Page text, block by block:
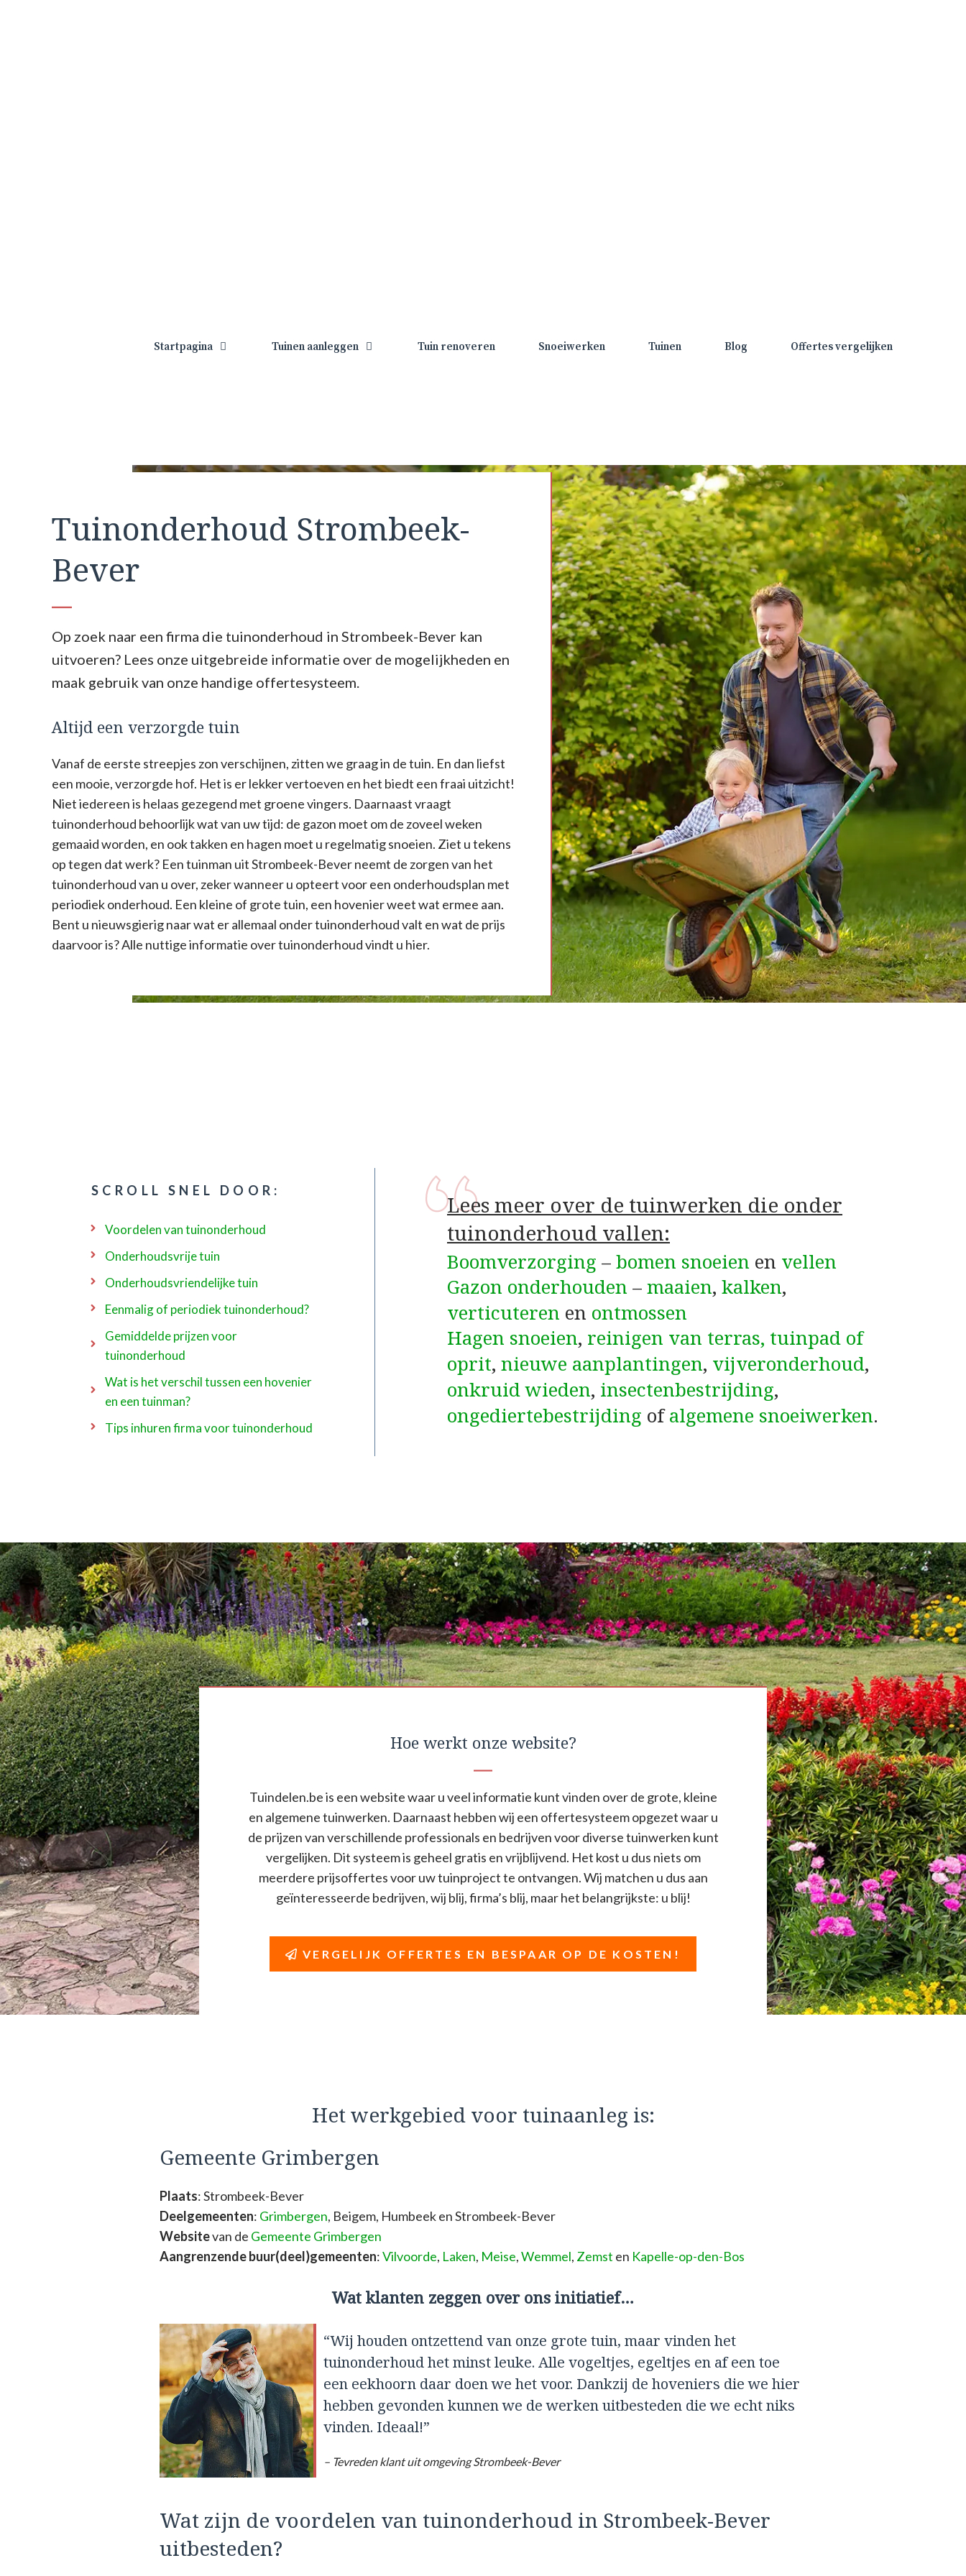
Startpagina Tuinen aanleggen Tuin renoveren Snoeiwerken Tuinen Blog Offertes vergelijken
Tuinonderhoud Strombeek-
Bever
Op zoek naar een firma die tuinonderhoud in Strombeek-Bever kan
uitvoeren? Lees onze uitgebreide informatie over de mogelijkheden en
maak gebruik van onze handige offertesysteem.
Altijd een verzorgde tuin
Vanaf de eerste streepjes zon verschijnen, zitten we graag in de tuin. En dan liefst
een mooie, verzorgde hof. Het is er lekker vertoeven en het biedt een fraai uitzicht!
Niet iedereen is helaas gezegend met groene vingers. Daarnaast vraagt
tuinonderhoud behoorlijk wat van uw tijd: de gazon moet om de zoveel weken
gemaaid worden, en ook takken en hagen moet u regelmatig snoeien. Ziet u tekens
op tegen dat werk? Een tuinman uit Strombeek-Bever neemt de zorgen van het
tuinonderhoud van u over, zeker wanneer u opteert voor een onderhoudsplan met
periodiek onderhoud. Een kleine of grote tuin, een hovenier weet wat ermee aan.
Bent u nieuwsgierig naar wat er allemaal onder tuinonderhoud valt en wat de prijs
daarvoor is? Alle nuttige informatie over tuinonderhoud vindt u hier.
SCROLL SNEL DOOR:
Voordelen van tuinonderhoud
Onderhoudsvrije tuin
Onderhoudsvriendelijke tuin
Eenmalig of periodiek tuinonderhoud?
Gemiddelde prijzen voor
tuinonderhoud
Wat is het verschil tussen een hovenier
en een tuinman?
Tips inhuren firma voor tuinonderhoud
Lees meer over de tuinwerken die onder
tuinonderhoud vallen:
Boomverzorging –bomen snoeien en vellen
Gazon onderhouden –maaien, kalken,
verticuteren en ontmossen
Hagen snoeien, reinigen van terras, tuinpad of
oprit, nieuwe aanplantingen, vijveronderhoud,
onkruid wieden, insectenbestrijding,
ongediertebestrijding ofalgemene snoeiwerken.
Hoe werkt onze website?
Tuindelen.be is een website waar u veel informatie kunt vinden over de grote, kleine
en algemene tuinwerken. Daarnaast hebben wij een offertesysteem opgezet waar u
de prijzen van verschillende professionals en bedrijven voor diverse tuinwerken kunt
vergelijken. Dit systeem is geheel gratis en vrijblijvend. Het kost u dus niets om
meerdere prijsoffertes voor uw tuinproject te ontvangen. Wij matchen u dus aan
geïnteresseerde bedrijven, wij blij, firma’s blij, maar het belangrijkste: u blij!
VERGELIJK OFFERTES EN BESPAAR OP DE KOSTEN!
Het werkgebied voor tuinaanleg is:
Gemeente Grimbergen
Plaats: Strombeek-Bever
Deelgemeenten: Grimbergen, Beigem, Humbeek en Strombeek-Bever
Websitevan de Gemeente Grimbergen
Aangrenzende buur(deel)gemeenten:Vilvoorde, Laken, Meise,Wemmel, Zemst en Kapelle-op-den-Bos
Wat klanten zeggen over ons initiatief…
“Wij houden ontzettend van onze grote tuin, maar vinden het
tuinonderhoud het minst leuke. Alle vogeltjes, egeltjes en af een toe
een eekhoorn daar doen we het voor. Dankzij de hoveniers die we hier
hebben gevonden kunnen we de werken uitbesteden die we echt niks
vinden. Ideaal!”
– Tevreden klant uit omgeving Strombeek-Bever
Wat zijn de voordelen van tuinonderhoud in Strombeek-Bever
uitbesteden?